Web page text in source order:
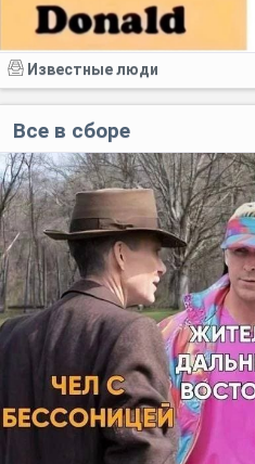
Известные люди
Все в сборе